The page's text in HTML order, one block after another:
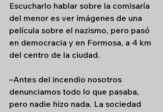
Escucharlo hablar sobre la comisaría
del menor es ver imágenes de una
película sobre el nazismo, pero pasó
en democracia y en Formosa, a 4 km
del centro de la ciudad.
–Antes del incendio nosotros
denunciamos todo lo que pasaba,
pero nadie hizo nada. La sociedad